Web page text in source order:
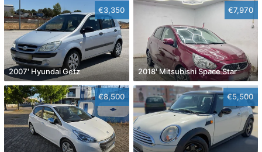
€3,350
2007' Hyundai Getz
€7,970
2018' Mitsubishi Space Star
€8,500 €5,500